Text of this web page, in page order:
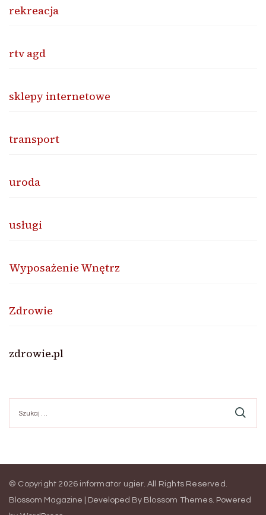
rekreacja
rtv agd
sklepy internetowe
transport
uroda
usługi
Wyposażenie Wnętrz
Zdrowie
zdrowie.pl
© Copyright 2026 informator ugier. All Rights Reserved.
Blossom Magazine | Developed By Blossom Themes. Powered